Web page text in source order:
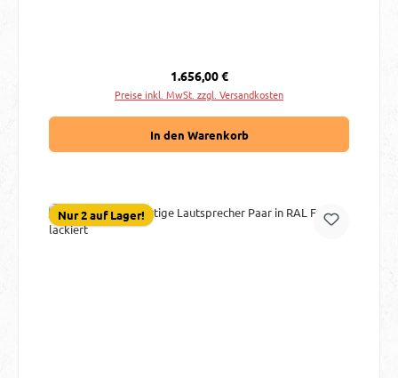
Regulärer Preis:
1.656,00 €
Preise inkl. MwSt. zzgl. Versandkosten
In den Warenkorb
Nur 2 auf Lager!